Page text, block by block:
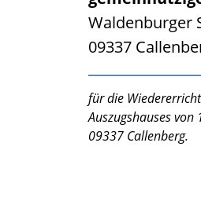
Waldenburger
09337
für die
Auszugshauses
09337 Callenberg.